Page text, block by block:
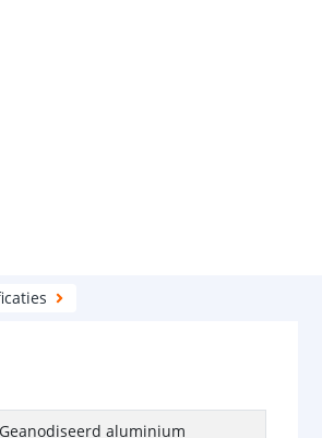
Geanodiseerd aluminium